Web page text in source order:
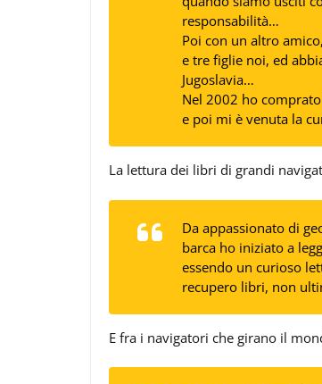
responsabilità…
Poi con un altro
e tre figlie noi, ed
Jugoslavia…
Nel 2002 ho
e poi mi è venuta la
La lettura dei libri di grandi
Da appassionato di
barca ho iniziato a
essendo un curioso
recupero libri, non
E fra i navigatori che girano il